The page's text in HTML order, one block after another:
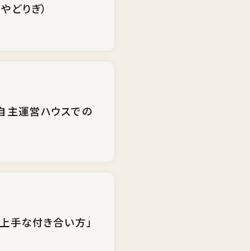
どりぎ）
主運営ハウスでの
手な付き合い方」